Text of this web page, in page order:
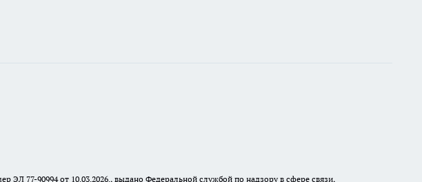
77-90994 от 10.03.2026., выдано Федеральной службой по надзору в сфере связи,